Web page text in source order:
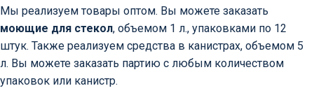
Мы реализуем товары оптом. Вы можете заказать
моющие для стекол, объемом 1 л., упаковками по 12
штук. Также реализуем средства в канистрах, объемом 5
л. Вы можете заказать партию с любым количеством
упаковок или канистр.